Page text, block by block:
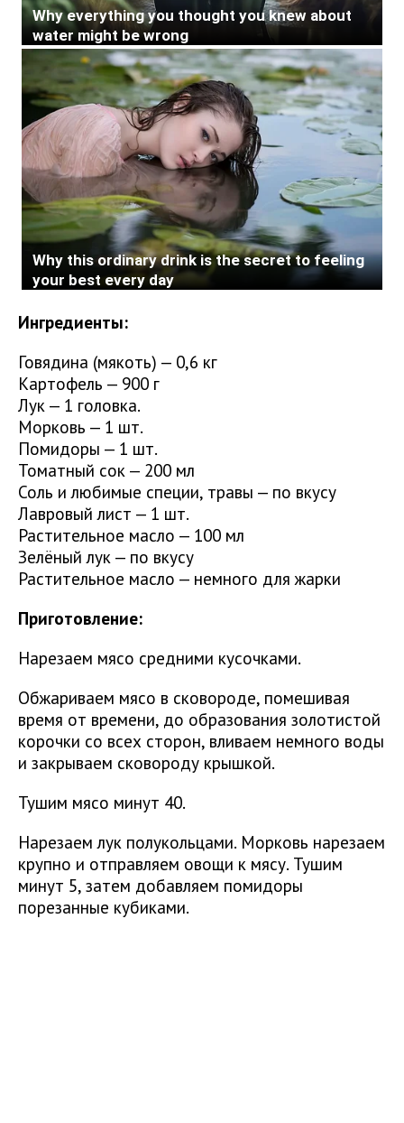
Ингредиенты:
Говядина (мякоть) — 0,6 кг
Картофель — 900 г
Лук — 1 головка.
Морковь — 1 шт.
Помидоры — 1 шт.
Томатный сок — 200 мл
Соль и любимые специи, травы — по вкусу
Лавровый лист — 1 шт.
Растительное масло — 100 мл
Зелёный лук — по вкусу
Растительное масло — немного для жарки ⠀
Приготовление:
Нарезаем мясо средними кусочками.
Обжариваем мясо в сковороде, помешивая
время от времени, до образования золотистой
корочки со всех сторон, вливаем немного воды
и закрываем сковороду крышкой.
Тушим мясо минут 40.
Нарезаем лук полукольцами. Морковь нарезаем
крупно и отправляем овощи к мясу. Тушим
минут 5, затем добавляем помидоры
порезанные кубиками.